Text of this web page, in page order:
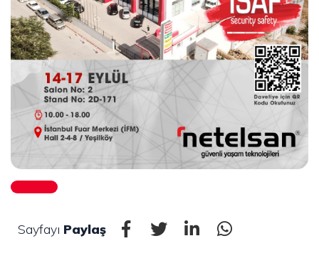
Sayfayı Paylaş